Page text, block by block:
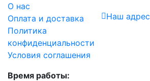
О нас
Оплата и доставка
Политика
конфиденциальности
Условия соглашения
Время работы:
Наш адрес